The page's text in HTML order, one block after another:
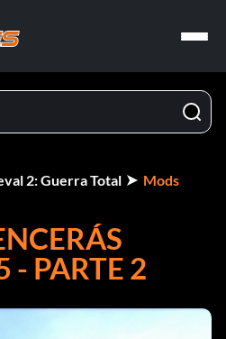
2: Guerra Total Mods
- PARTE 2